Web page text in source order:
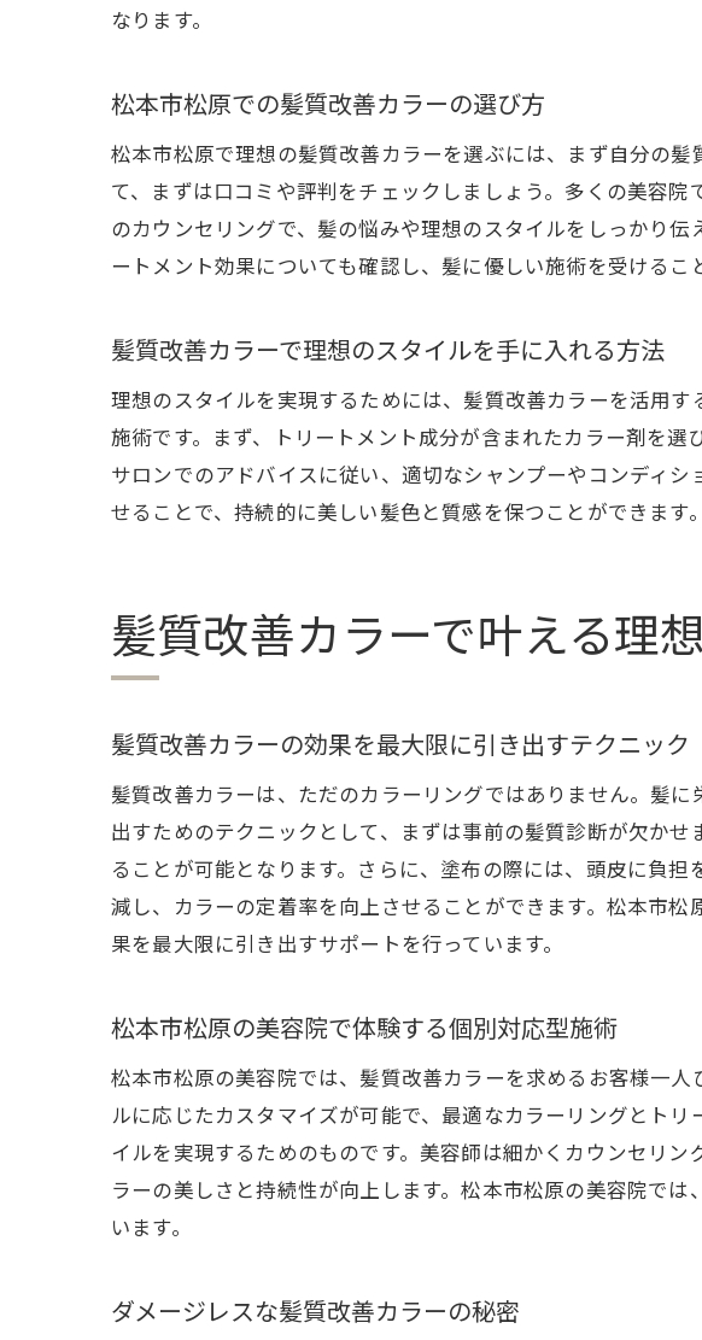
髪質改善カラーを
松本市松原で
髪質改善カラ
美容院での髪
髪質改善カラ
松本市松原で
松本市松原で実現
髪質改善カラ
松本市松原で
髪質改善カラ
髪質改善カラーで
松本市松原で
髪質改善カラ
髪質改善カラ
なります。
松本市松原での髪質改善カラーの選び方
松本市松原で理想の髪質改善カラーを選ぶには、まず自分の
て、まずは口コミや評判をチェックしましょう。多くの美容
のカウンセリングで、髪の悩みや理想のスタイルをしっかり
ートメント効果についても確認し、髪に優しい施術を受けるこ
髪質改善カラーで理想のスタイルを手に入れる方法
理想のスタイルを実現するためには、髪質改善カラーを活用
施術です。まず、トリートメント成分が含まれたカラー剤を選
サロンでのアドバイスに従い、適切なシャンプーやコンディ
せることで、持続的に美しい髪色と質感を保つことができます。
髪質改善カラーで叶える理
髪質改善カラーの効果を最大限に引き出すテクニック
髪質改善カラーは、ただのカラーリングではありません。髪
出すためのテクニックとして、まずは事前の髪質診断が欠か
ることが可能となります。さらに、塗布の際には、頭皮に負
減し、カラーの定着率を向上させることができます。松本市
果を最大限に引き出すサポートを行っています。
松本市松原の美容院で体験する個別対応型施術
松本市松原の美容院では、髪質改善カラーを求めるお客様一
ルに応じたカスタマイズが可能で、最適なカラーリングとト
イルを実現するためのものです。美容師は細かくカウンセリ
ラーの美しさと持続性が向上します。松本市松原の美容院で
います。
ダメージレスな髪質改善カラーの秘密